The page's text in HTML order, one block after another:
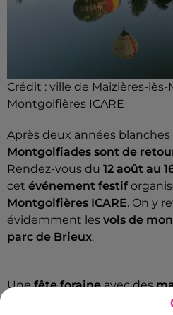
Crédit : ville de Maizières-lès-
Montgolfières ICARE
Après deux années
Montgolfiades sont de
Rendez-vous du 12 août au
cet événement festif
Montgolfières ICARE. On y
évidemment les vols de
parc de Brieux.
Unefête foraineavec des
est